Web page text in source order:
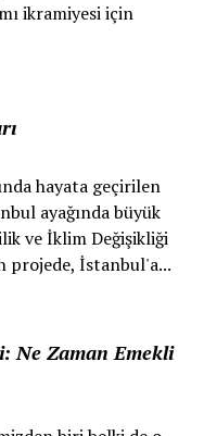
ikramiyesi için
hayata geçirilen
ayağında büyük
ve İklim Değişikliği
projede, İstanbul'a...
Ne Zaman Emekli